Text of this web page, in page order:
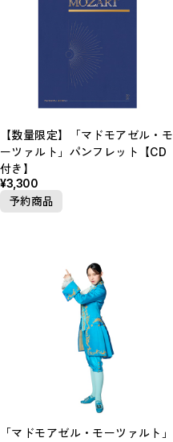
【数量限定】「マドモアゼル・モ
ーツァルト」パンフレット【CD
付き】
¥3,300
予約商品
「マドモアゼル・モーツァルト」